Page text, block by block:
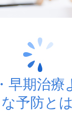
早期治療
な予防とは